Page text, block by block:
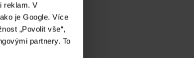
reklam. V
je Google. Více
„Povolit vše“,
partnery. To